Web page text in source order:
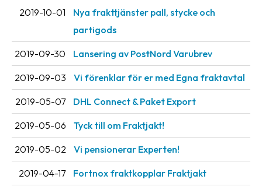
Förbjudet
farligt
innehåll
2019-10-01
Nya frakttjänster pall, stycke och
partigods
2019-09-30 Lansering av PostNord Varubrev
2019-09-03 Vi förenklar för er med Egna fraktavtal
2019-05-07 DHL Connect & Paket Export
2019-05-06 Tyck till om Fraktjakt!
2019-05-02 Vi pensionerar Experten!
2019-04-17 Fortnox fraktkopplar Fraktjakt